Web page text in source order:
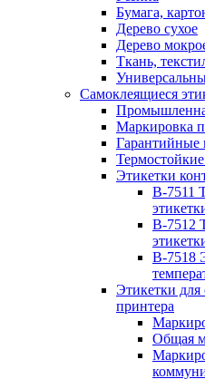
Бумага,
Дерево сухое
Дерево
Ткань,
Самоклеящиеся
Маркировка
Гарантийные
Этикетки
B-7511
B-7512
B-7518
Этикетки для
принтера
Общая